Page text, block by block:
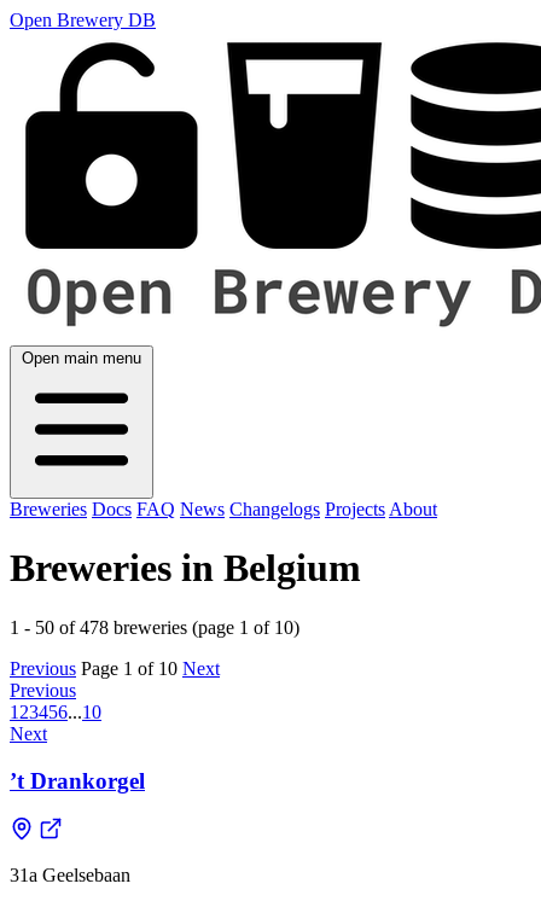
Open Brewery DB
Open main menu
Breweries Docs FAQ News Changelogs Projects About
Breweries in Belgium
1 - 50 of 478 breweries (page 1 of 10)
Previous Page 1 of 10 Next
Previous
1 23456...10
Next
’t Drankorgel
31a Geelsebaan